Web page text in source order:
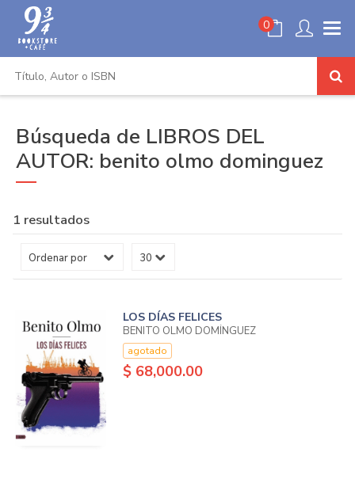
0
Búsqueda de LIBROS DEL
AUTOR: benito olmo dominguez
1 resultados
LOS DÍAS FELICES
BENITO OLMO DOMÍNGUEZ
agotado
$ 68,000.00